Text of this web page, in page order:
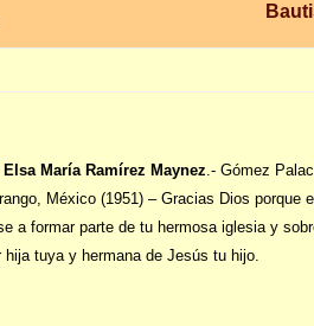
Elsa María Ramírez Maynez .- Gómez
México (1951) – Gracias Dios porque
a formar parte de tu hermosa iglesia y
hija tuya y hermana de Jesús tu hijo.